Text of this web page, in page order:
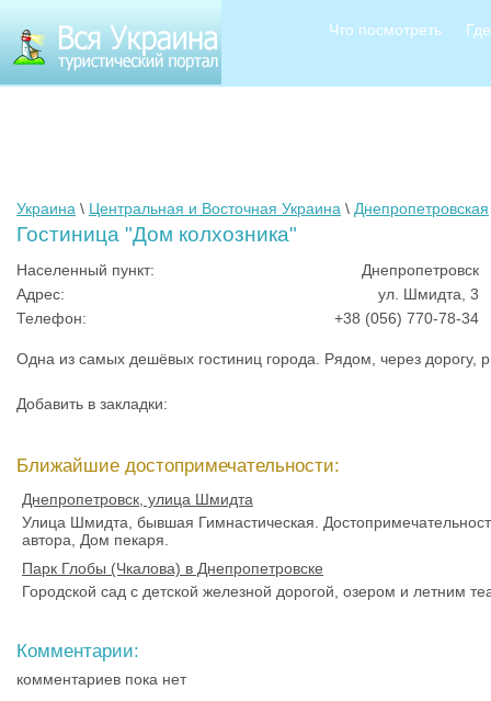
Что посмотреть
Украина \ Центральная и Восточная Украина \ Днепропетровская
Гостиница "Дом колхозника"
Населенный пункт:
Днепропетровск
Адрес:
ул. Шмидта, 3
Телефон:
+38 (056) 770-78-34
Одна из самых дешёвых гостиниц города. Рядом, через дорогу,
Добавить в закладки:
Ближайшие достопримечательности:
Днепропетровск, улица Шмидта
Улица Шмидта, бывшая Гимнастическая.
автора, Дом пекаря.
Парк Глобы (Чкалова) в Днепропетровске
Городской сад с детской железной дорогой, озером и летним
Комментарии:
комментариев пока нет